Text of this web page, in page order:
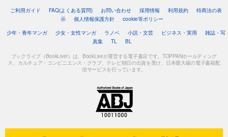
ご利用ガイド FAQ(よくある質問) お問い合わせ 採用情報 利用規約
特商法の表
示
個人情報保護方針
cookie等ポリシー
少年・青年マンガ
少女・女性マンガ ラノベ 小説・文芸 ビジネス・実用
雑誌・写
真集
TL BL
ブックライブ（BookLive!）は、BookLiveが運営する電子書店です。TOPPANホールディング
ス、カルチュア・コンビニエンス・クラブ、テレビ朝日の出資を受け、日本最大級の電子書籍配
信サービスを行っています。